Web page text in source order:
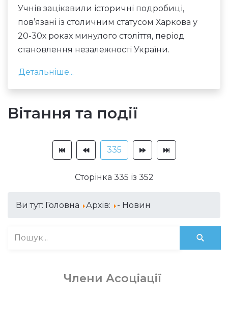
Учнів зацікавили історичні подробиці,
пов’язані із столичним статусом Харкова у
20-30х роках минулого століття, період
становлення незалежності України.
Детальніше...
Вітання та події
335
Сторінка 335 із 352
Ви тут: Головна Архів: - Новин
Члени Асоціації